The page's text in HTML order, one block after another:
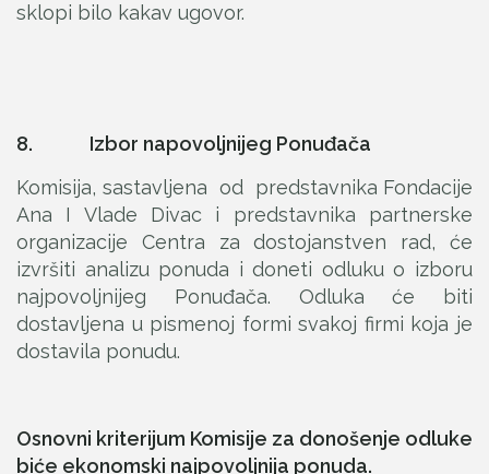
sklopi bilo kakav ugovor.
8. Izbor napovoljnijeg Ponuđača
Komisija, sastavljena od predstavnika Fondacije
Ana I Vlade Divac i predstavnika partnerske
organizacije Centra za dostojanstven rad, će
izvršiti analizu ponuda i doneti odluku o izboru
najpovoljnijeg Ponuđača. Odluka će biti
dostavljena u pismenoj formi svakoj firmi koja je
dostavila ponudu.
Osnovni kriterijum Komisije za donošenje odluke
biće ekonomski najpovoljnija ponuda.